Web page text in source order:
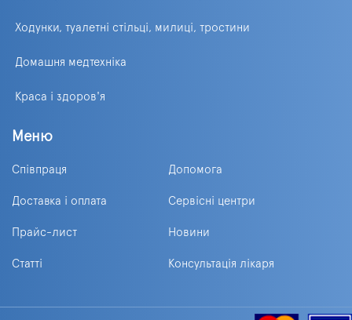
Ходунки, туалетні стільці, милиці, тростини
Домашня медтехніка
Краса і здоров'я
Меню
Співпраця Допомога
Доставка і оплата Сервісні центри
Прайс-лист Новини
Статті Консультація лікаря